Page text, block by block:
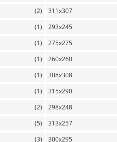
(2) 311x307
(1) 293x245
(1) 275x275
(1) 260x260
(1) 308x308
(1) 315x290
(2) 298x248
(5) 313x257
(3) 300x295